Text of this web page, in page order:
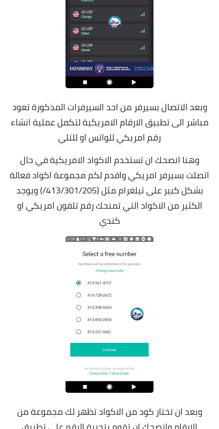
وبعد الاتصال بسيرفر من احد السيرفرات المذكورة تعود
مباشر الى تطبيق الارقام الامريكية لتكمل عملية انشاء
رقم امريكي للواتس او للتلي
وهنا انصحك ان تستخدم الاكواد الامريكية في حال
اتصلت بسيرفر امريكي واقدم لكم مجموعة اكواد فعالة
بشكل كبير على تيلغرام مثل (413/301/205/) ويوجد
الكثير من الاكواد التي تمنحك رقم تلفون امريكي او
كندي
وبعد ان تختار كود من الاكواد تظهر لك مجموعة من